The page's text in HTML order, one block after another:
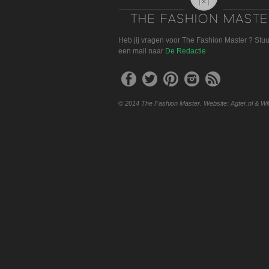
Heb jij vragen voor The Fashion Master ?
een mail naar De Redactie
© 2014 The Fashion Master. Website: Agter.nl &